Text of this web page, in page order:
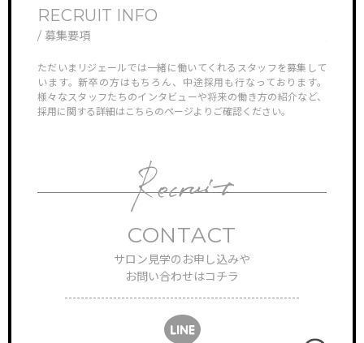
RECRUIT INFO
/ 募集要項
ただいまリジェールでは一緒に働いてくれるスタッフを募集して
います。新卒の方はもちろん、中途採用も行なっております。
様々なスタッフたちのインタビューや将来の働き方の紹介など、
採用に関する詳細はこちらのページよりご確認ください。
CONTACT
サロン見学のお申し込みや
お問い合わせはコチラ